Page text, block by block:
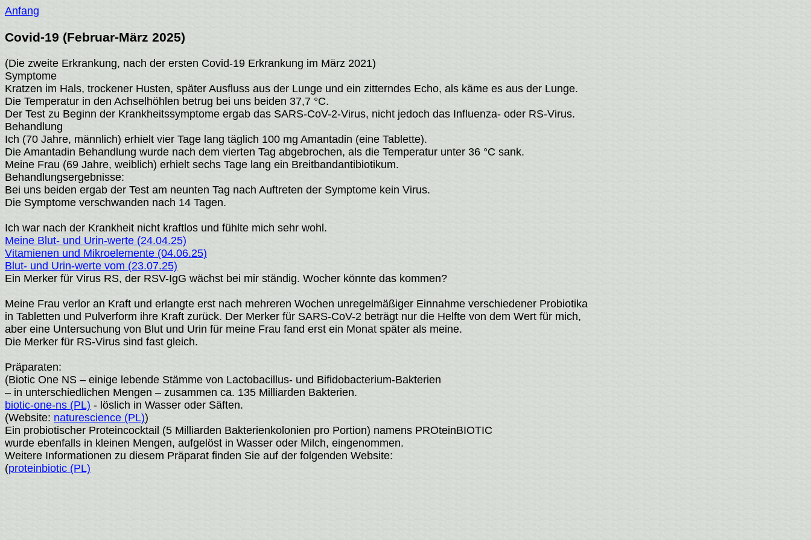
Anfang
Covid-19 (Februar-März 2025)
(Die zweite Erkrankung, nach der ersten Covid-19 Erkrankung im März 2021)
Symptome
Kratzen im Hals, trockener Husten, später Ausfluss aus der Lunge und ein zitterndes Echo, als käme es aus der Lunge.
Die Temperatur in den Achselhöhlen betrug bei uns beiden 37,7 °C.
Der Test zu Beginn der Krankheitssymptome ergab das SARS-CoV-2-Virus, nicht jedoch das Influenza- oder RS-Virus.
Behandlung
Ich (70 Jahre, männlich) erhielt vier Tage lang täglich 100 mg Amantadin (eine Tablette).
Die Amantadin Behandlung wurde nach dem vierten Tag abgebrochen, als die Temperatur unter 36 °C sank.
Meine Frau (69 Jahre, weiblich) erhielt sechs Tage lang ein Breitbandantibiotikum.
Behandlungsergebnisse:
Bei uns beiden ergab der Test am neunten Tag nach Auftreten der Symptome kein Virus.
Die Symptome verschwanden nach 14 Tagen.
Ich war nach der Krankheit nicht kraftlos und fühlte mich sehr wohl.
Meine Blut- und Urin-werte (24.04.25)
Vitamienen und Mikroelemente (04.06.25)
Blut- und Urin-werte vom (23.07.25)
Ein Merker für Virus RS, der RSV-IgG wächst bei mir ständig. Wocher könnte das kommen?
Meine Frau verlor an Kraft und erlangte erst nach mehreren Wochen unregelmäßiger Einnahme verschiedener Probiotika
in Tabletten und Pulverform ihre Kraft zurück. Der Merker für SARS-CoV-2 beträgt nur die Helfte von dem Wert für mich,
aber eine Untersuchung von Blut und Urin für meine Frau fand erst ein Monat später als meine.
Die Merker für RS-Virus sind fast gleich.
Präparaten:
(Biotic One NS – einige lebende Stämme von Lactobacillus- und Bifidobacterium-Bakterien
– in unterschiedlichen Mengen – zusammen ca. 135 Milliarden Bakterien.
biotic-one-ns (PL) - löslich in Wasser oder Säften.
(Website: naturescience (PL))
Ein probiotischer Proteincocktail (5 Milliarden Bakterienkolonien pro Portion) namens PROteinBIOTIC
wurde ebenfalls in kleinen Mengen, aufgelöst in Wasser oder Milch, eingenommen.
Weitere Informationen zu diesem Präparat finden Sie auf der folgenden Website:
(proteinbiotic (PL)